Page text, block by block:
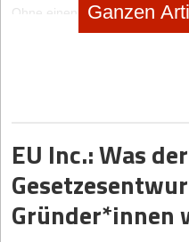
Ohne einen Mehrwert wird
Unternehmens nachfragen.
Welche Kundenprobleme
Produkt/unserer
3. BEREICH DER BUSINESS
Ganzen
EU Inc.: Was
Gründer*innen